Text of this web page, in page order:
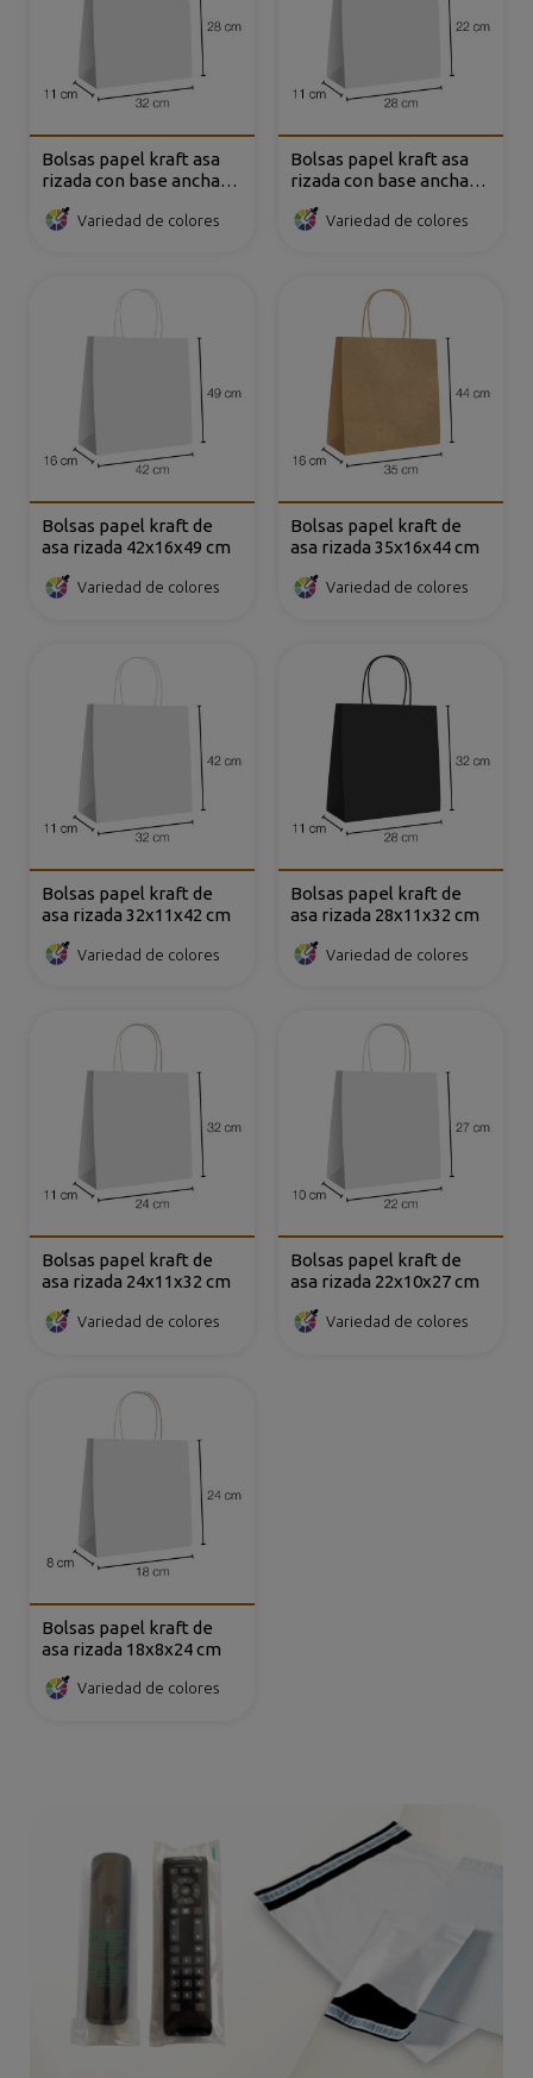
Bolsas papel kraft asa
rizada con base ancha
Variedad de colores
Bolsas papel kraft asa
rizada con base ancha
Variedad de colores
Bolsas papel kraft de
asa rizada 42x16x49 cm
Variedad de colores
Bolsas papel kraft de
asa rizada 35x16x44 cm
Variedad de colores
Bolsas papel kraft de
asa rizada 32x11x42 cm
Variedad de colores
Bolsas papel kraft de
asa rizada 28x11x32 cm
Variedad de colores
Bolsas papel kraft de
asa rizada 24x11x32 cm
Variedad de colores
Bolsas papel kraft de
asa rizada 22x10x27 cm
Variedad de colores
Bolsas papel kraft de
asa rizada 18x8x24 cm
Variedad de colores